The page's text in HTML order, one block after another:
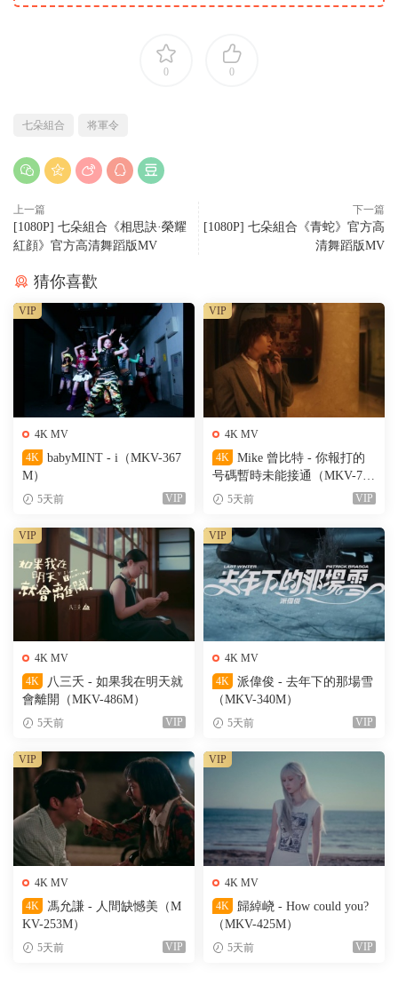
0 0
七朵組合 将軍令
上一篇
[1080P] 七朵組合《相思訣·榮耀
紅顔》官方高清舞蹈版MV
下一篇
[1080P] 七朵組合《青蛇》官方高
清舞蹈版MV
猜你喜歡
4K MV
4K
babyMINT - i（MKV-367
M）
5天前 VIP
VIP
4K MV
4K
Mike 曾比特 - 你報打的
号碼暫時未能接通（MKV-701
M）5天前 VIP
VIP
4K MV
4K
八三夭 - 如果我在明天就
會離開（MKV-486M）
5天前 VIP
VIP
4K MV
4K
派偉俊 - 去年下的那場雪
（MKV-340M）
5天前 VIP
VIP
4K MV
4K
馮允謙 - 人間缺憾美（M
KV-253M）
5天前 VIP
VIP
4K MV
4K
歸綽峣 - How could you?
（MKV-425M）
5天前 VIP
VIP